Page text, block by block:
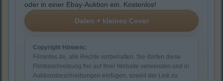
oder in einer Ebay-Auktion ein. Kostenlos!
Copyright Hinweis:
Filminfos.de, alle Rechte vorbehalten. Sie dürfen diese
Filmbeschreibung frei auf Ihrer Website verwenden und in
Auktionsbeschreibungen einfügen, soweit der Link zu